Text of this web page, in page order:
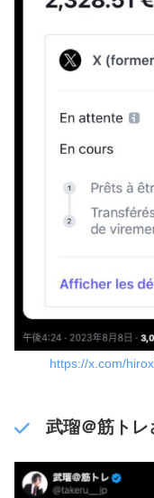
https://x.com/
武瑠＠筋トレ